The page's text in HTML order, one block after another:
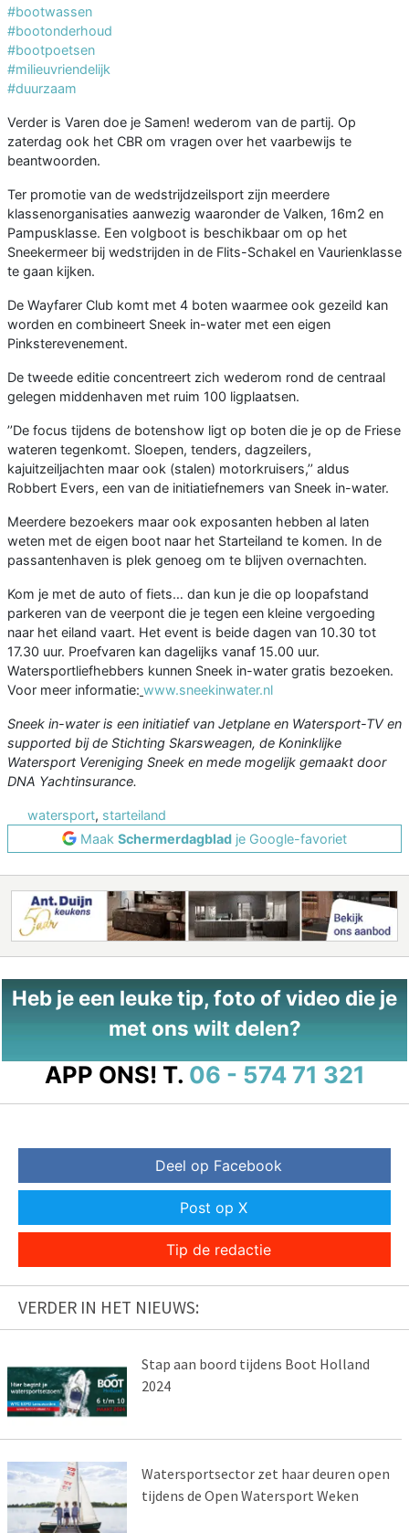
#bootwassen
#bootonderhoud
#bootpoetsen
#milieuvriendelijk
#duurzaam
Verder is Varen doe je Samen! wederom van de partij. Op
zaterdag ook het CBR om vragen over het vaarbewijs te
beantwoorden.
Ter promotie van de wedstrijdzeilsport zijn meerdere
klassenorganisaties aanwezig waaronder de Valken, 16m2 en
Pampusklasse. Een volgboot is beschikbaar om op het
Sneekermeer bij wedstrijden in de Flits-Schakel en Vaurienklasse
te gaan kijken.
De Wayfarer Club komt met 4 boten waarmee ook gezeild kan
worden en combineert Sneek in-water met een eigen
Pinksterevenement.
De tweede editie concentreert zich wederom rond de centraal
gelegen middenhaven met ruim 100 ligplaatsen.
’’De focus tijdens de botenshow ligt op boten die je op de Friese
wateren tegenkomt. Sloepen, tenders, dagzeilers,
kajuitzeiljachten maar ook (stalen) motorkruisers,’’ aldus
Robbert Evers, een van de initiatiefnemers van Sneek in-water.
Meerdere bezoekers maar ook exposanten hebben al laten
weten met de eigen boot naar het Starteiland te komen. In de
passantenhaven is plek genoeg om te blijven overnachten.
Kom je met de auto of fiets… dan kun je die op loopafstand
parkeren van de veerpont die je tegen een kleine vergoeding
naar het eiland vaart. Het event is beide dagen van 10.30 tot
17.30 uur. Proefvaren kan dagelijks vanaf 15.00 uur.
Watersportliefhebbers kunnen Sneek in-water gratis bezoeken.
Voor meer informatie: www.sneekinwater.nl
Sneek in-water is een initiatief van Jetplane en Watersport-TV en
supported bij de Stichting Skarsweagen, de Koninklijke
Watersport Vereniging Sneek en mede mogelijk gemaakt door
DNA Yachtinsurance.
watersport, starteiland
Maak Schermerdagblad je Google-favoriet
Heb je een leuke tip, foto of video die je
met ons wilt delen?
APP ONS! T. 06 - 574 71 321
Deel op Facebook
Post op X
Tip de redactie
VERDER IN HET NIEUWS:
Stap aan boord tijdens Boot Holland
2024
Watersportsector zet haar deuren open
tijdens de Open Watersport Weken